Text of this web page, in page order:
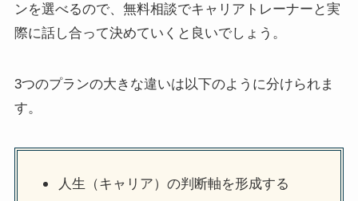
ンを選べるので、無料相談でキャリアトレーナーと実
際に話し合って決めていくと良いでしょう。
3つのプランの大きな違いは以下のように分けられま
す。
人生（キャリア）の判断軸を形成する